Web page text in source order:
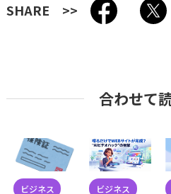
SHARE
合わせて